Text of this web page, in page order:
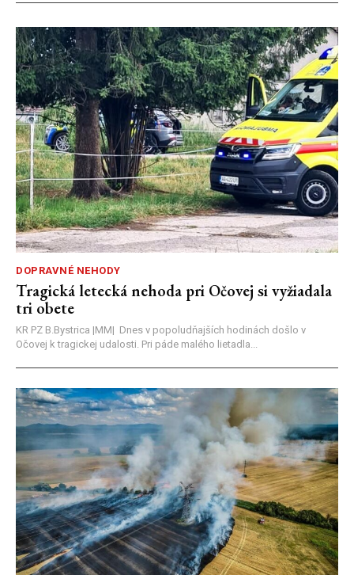
DOPRAVNÉ NEHODY
Tragická letecká nehoda pri Očovej si vyžiadala
tri obete
KR PZ B.Bystrica |MM| Dnes v popoludňajších hodinách došlo v
Očovej k tragickej udalosti. Pri páde malého lietadla...